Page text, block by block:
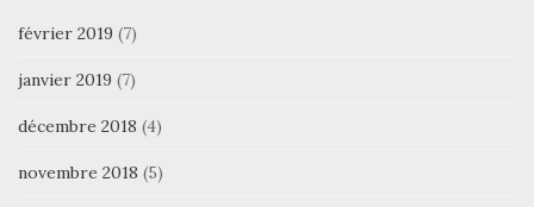
février 2019 (7)
janvier 2019 (7)
décembre 2018 (4)
novembre 2018 (5)